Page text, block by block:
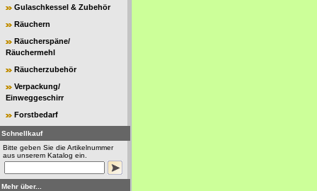
Gulaschkessel & Zubehör
Räuchern
Räucherspäne/
Räuchermehl
Räucherzubehör
Verpackung/
Einweggeschirr
Forstbedarf
Schnellkauf
Bitte geben Sie die Artikelnummer
aus unserem Katalog ein.
Mehr über...